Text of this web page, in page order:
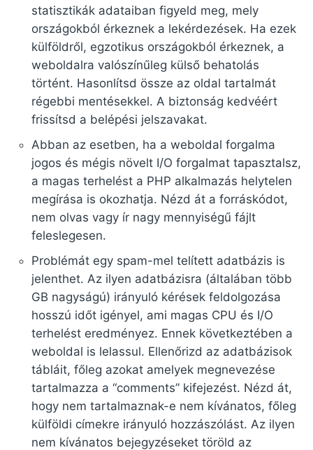
statisztikák adataiban figyeld meg, mely
országokból érkeznek a lekérdezések. Ha ezek
külföldről, egzotikus országokból érkeznek, a
weboldalra valószínűleg külső behatolás
történt. Hasonlítsd össze az oldal tartalmát
régebbi mentésekkel. A biztonság kedvéért
frissítsd a belépési jelszavakat.
Abban az esetben, ha a weboldal forgalma
jogos és mégis növelt I/O forgalmat tapasztalsz,
a magas terhelést a PHP alkalmazás helytelen
megírása is okozhatja. Nézd át a forráskódot,
nem olvas vagy ír nagy mennyiségű fájlt
feleslegesen.
Problémát egy spam-mel telített adatbázis is
jelenthet. Az ilyen adatbázisra (általában több
GB nagyságú) irányuló kérések feldolgozása
hosszú időt igényel, ami magas CPU és I/O
terhelést eredményez. Ennek következtében a
weboldal is lelassul. Ellenőrizd az adatbázisok
tábláit, főleg azokat amelyek megnevezése
tartalmazza a “comments” kifejezést. Nézd át,
hogy nem tartalmaznak-e nem kívánatos, főleg
külföldi címekre irányuló hozzászólást. Az ilyen
nem kívánatos bejegyzéseket töröld az